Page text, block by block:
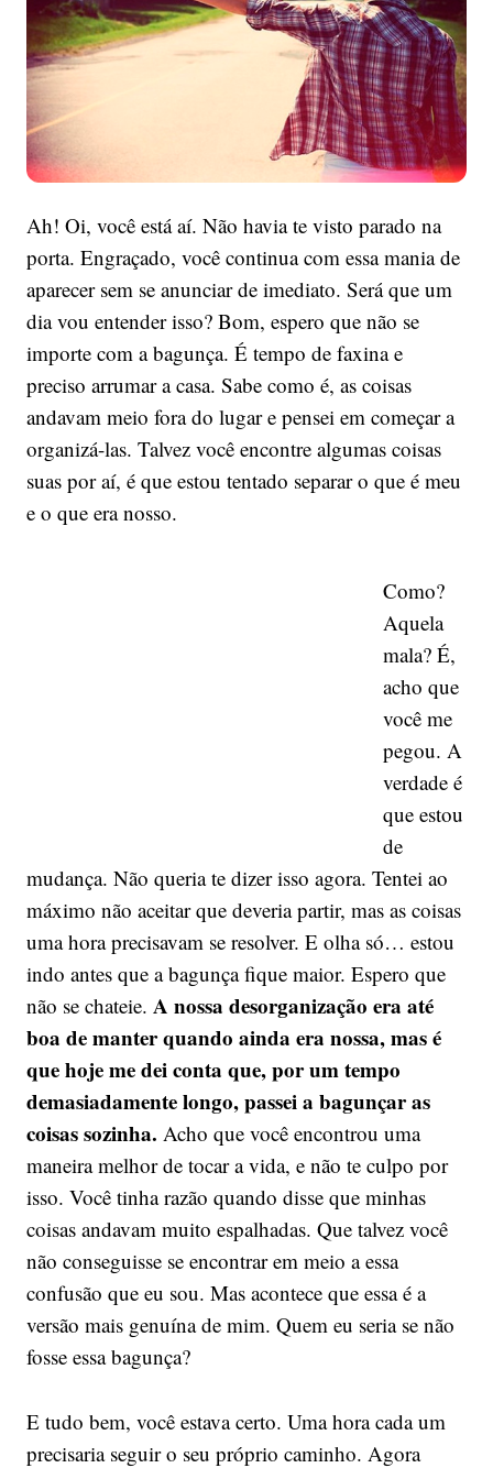
Fim
Ah! Oi, você está aí. Não havia te visto parado na
porta. Engraçado, você continua com essa mania de
aparecer sem se anunciar de imediato. Será que um
dia vou entender isso? Bom, espero que não se
importe com a bagunça. É tempo de faxina e
preciso arrumar a casa. Sabe como é, as coisas
andavam meio fora do lugar e pensei em começar a
organizá-las. Talvez você encontre algumas coisas
suas por aí, é que estou tentado separar o que é meu
e o que era nosso.
Como?
Aquela
mala? É,
acho que
você me
pegou. A
verdade é
que estou
de
mudança. Não queria te dizer isso agora. Tentei ao
máximo não aceitar que deveria partir, mas as coisas
uma hora precisavam se resolver. E olha só… estou
indo antes que a bagunça fique maior. Espero que
não se chateie. A nossa desorganização era até
boa de manter quando ainda era nossa, mas é
que hoje me dei conta que, por um tempo
demasiadamente longo, passei a bagunçar as
coisas sozinha. Acho que você encontrou uma
maneira melhor de tocar a vida, e não te culpo por
isso. Você tinha razão quando disse que minhas
coisas andavam muito espalhadas. Que talvez você
não conseguisse se encontrar em meio a essa
confusão que eu sou. Mas acontece que essa é a
versão mais genuína de mim. Quem eu seria se não
fosse essa bagunça?
E tudo bem, você estava certo. Uma hora cada um
precisaria seguir o seu próprio caminho. Agora